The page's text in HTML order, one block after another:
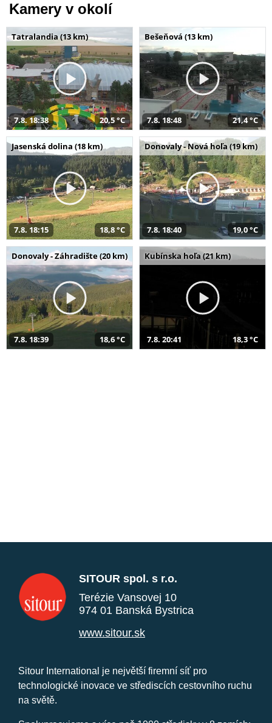
Kamery v okolí
Tatralandia (13 km)
7.8. 18:38 20,5 °C
Bešeňová (13 km)
7.8. 18:48 21,4 °C
Jasenská dolina (18 km)
7.8. 18:15 18,8 °C
Donovaly - Nová hoľa (19 km)
7.8. 18:40 19,0 °C
Donovaly - Záhradište (20 km)
7.8. 18:39 18,6 °C
Kubínska hoľa (21 km)
7.8. 20:41 18,3 °C
SITOUR spol. s r.o.
Terézie Vansovej 10
974 01 Banská Bystrica
www.sitour.sk
Sitour International je největší firemní síť pro
technologické inovace ve střediscích cestovního ruchu
na světě.